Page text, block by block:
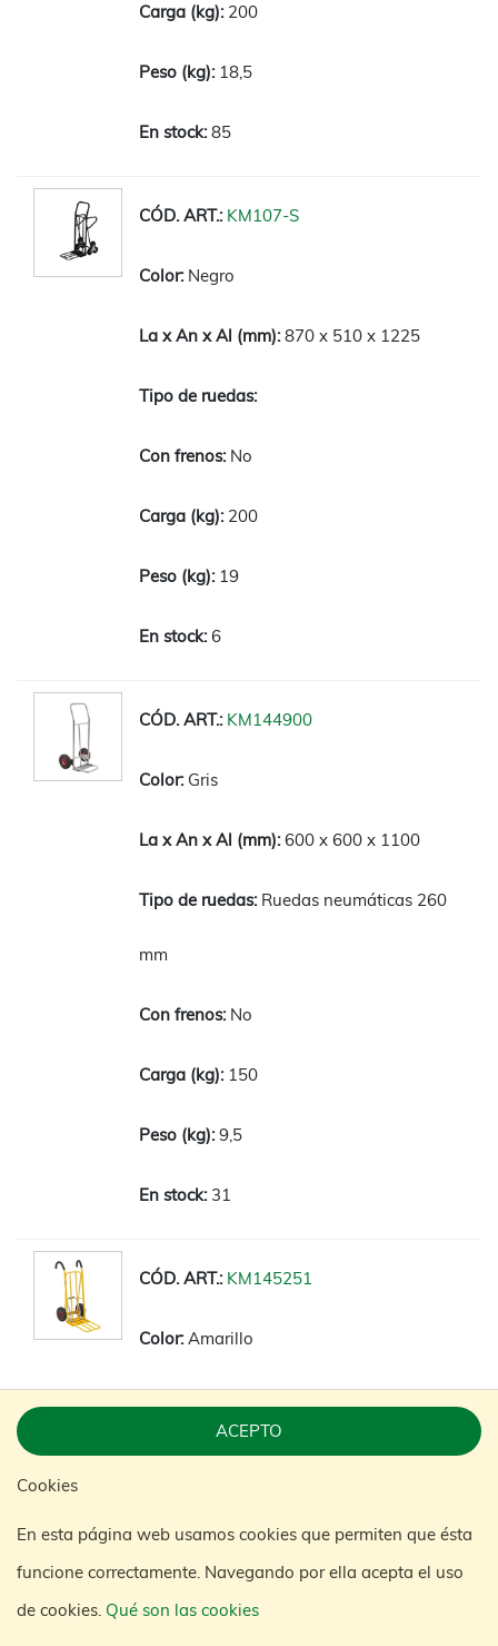
ACEPTO
Cookies
En esta página web usamos cookies que permiten que ésta
funcione correctamente. Navegando por ella acepta el uso
de cookies. Qué son las cookies
200
18,5
85
KM107-S
Negro
870 x 510 x 1225
No
200
19
6
KM144900
Gris
600 x 600 x 1100
Ruedas neumáticas 260
mm
No
150
9,5
31
KM145251
Amarillo
2 fijos
250